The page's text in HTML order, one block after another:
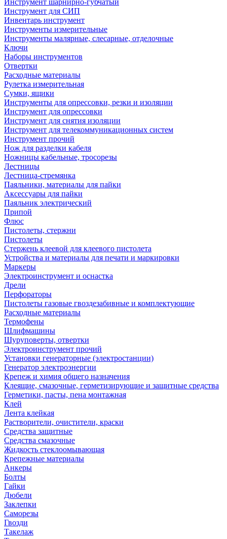
Инструмент шарнирно-губчатый
Инструмент для СИП
Инвентарь инструмент
Инструменты измерительные
Инструменты малярные, слесарные, отделочные
Ключи
Наборы инструментов
Отвертки
Расходные материалы
Рулетка измерительная
Сумки, ящики
Инструменты для опрессовки, резки и изоляции
Инструмент для опрессовки
Инструмент для снятия изоляции
Инструмент для телекоммуникационных систем
Инструмент прочий
Нож для разделки кабеля
Ножницы кабельные, тросорезы
Лестницы
Лестница-стремянка
Паяльники, материалы для пайки
Аксессуары для пайки
Паяльник электрический
Припой
Флюс
Пистолеты, стержни
Пистолеты
Стержень клеевой для клеевого пистолета
Устройства и материалы для печати и маркировки
Маркеры
Электроинструмент и оснастка
Дрели
Перфораторы
Пистолеты газовые гвоздезабивные и комплектующие
Расходные материалы
Термофены
Шлифмашины
Шуруповерты, отвертки
Электроинструмент прочий
Установки генераторные (электростанции)
Генератор электроэнергии
Крепеж и химия общего назначения
Клеящие, смазочные, герметизирующие и защитные средства
Герметики, пасты, пена монтажная
Клей
Лента клейкая
Растворители, очистители, краски
Средства защитные
Средства смазочные
Жидкость стеклоомывающая
Крепежные материалы
Анкеры
Болты
Гайки
Дюбели
Заклепки
Саморезы
Гвозди
Такелаж